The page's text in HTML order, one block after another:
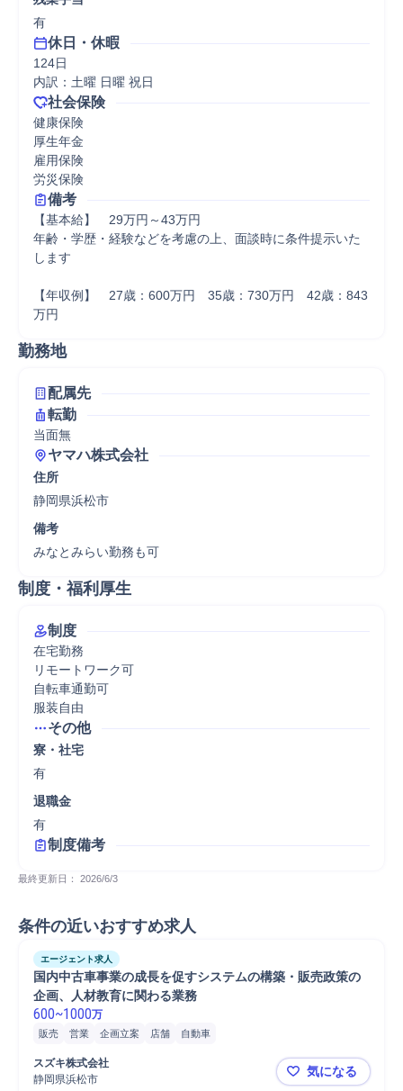
有
休日・休暇
124日
内訳：土曜 日曜 祝日
社会保険
健康保険
厚生年金
雇用保険
労災保険
備考
【基本給】　29万円～43万円
年齢・学歴・経験などを考慮の上、面談時に条件提示いた
します
【年収例】　27歳：600万円　35歳：730万円　42歳：843
万円
勤務地
配属先
転勤
当面無
ヤマハ株式会社
住所
静岡県浜松市
備考
みなとみらい勤務も可
制度・福利厚生
制度
在宅勤務
リモートワーク可
自転車通勤可
服装自由
その他
寮・社宅
有
退職金
有
制度備考
最終更新日： 2026/6/3
条件の近いおすすめ求人
エージェント求人
国内中古車事業の成長を促すシステムの構築・販売政策の
企画、人材教育に関わる業務
600~1000万
販売 営業 企画立案 店舗 自動車
スズキ株式会社
静岡県浜松市
国内中古車
気になる